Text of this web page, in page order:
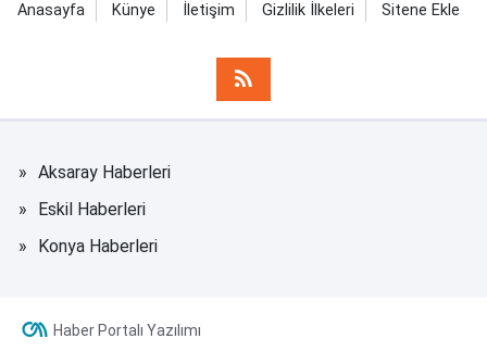
Anasayfa Künye İletişim Gizlilik İlkeleri Sitene Ekle
Aksaray Haberleri
Eskil Haberleri
Konya Haberleri
Haber Portalı Yazılımı